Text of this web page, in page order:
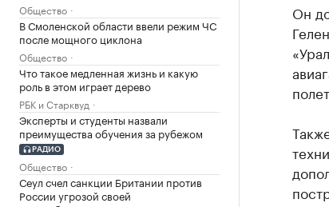
Общество
В Смоленской области ввели режим ЧС
после мощного циклона
Общество
Что такое медленная жизнь и какую
роль в этом играет дерево
РБК и Старквуд
Эксперты и студенты назвали
преимущества обучения за рубежом
РАДИО
Общество
Сеул счел санкции Британии против
России угрозой своей
Он